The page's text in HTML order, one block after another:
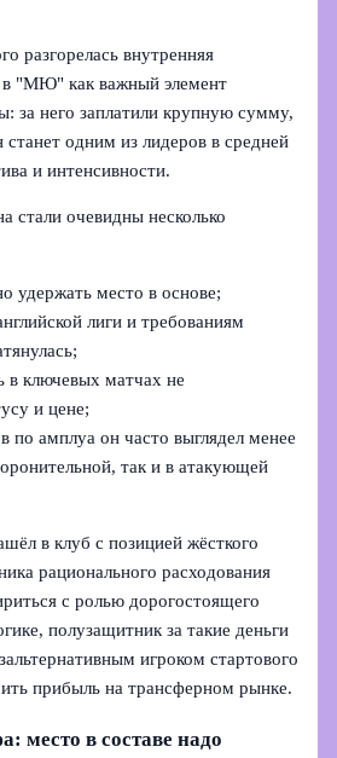
разгорелась внутренняя
в "МЮ" как важный элемент
за него заплатили крупную сумму,
станет одним из лидеров в средней
и интенсивности.
стали очевидны несколько
удержать место в основе;
лиги и требованиям
в ключевых матчах не
и цене;
по амплуа он часто выглядел менее
так и в атакующей
в клуб с позицией жёсткого
рационального расходования
с ролью дорогостоящего
полузащитник за такие деньги
игроком стартового
прибыль на трансферном рынке.
место в составе надо